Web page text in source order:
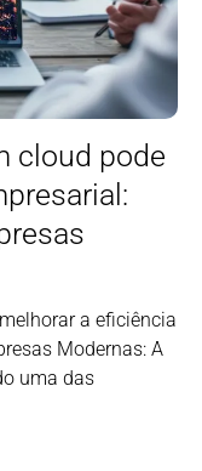
cloud pode
a eficiência
Modernas: A
uma das